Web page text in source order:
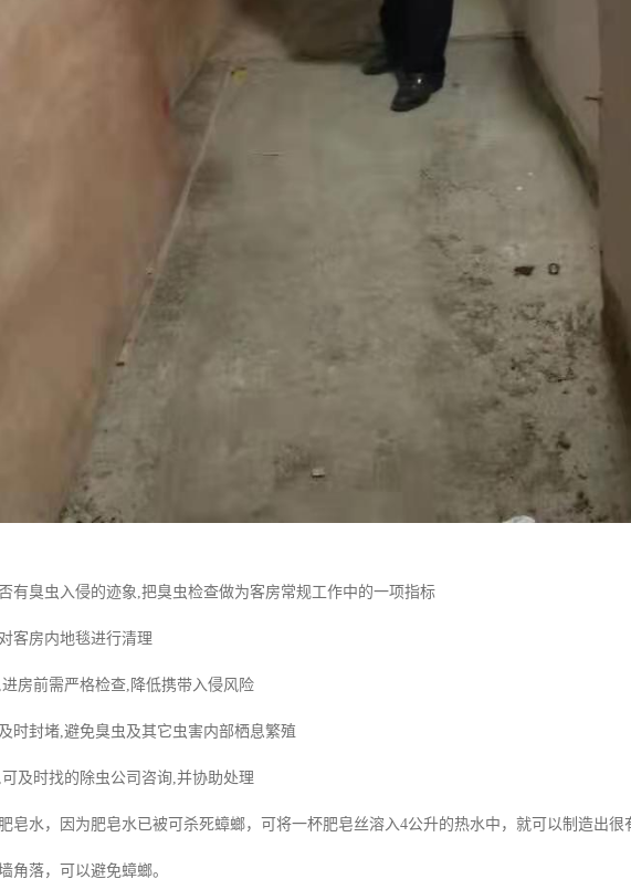
有臭虫入侵的迹象,把臭虫检查做为客房常规工作中的一项指标
客房内地毯进行清理
房前需严格检查,降低携带入侵风险
时封堵,避免臭虫及其它虫害内部栖息繁殖
及时找的除虫公司咨询,并协助处理
皂水，因为肥皂水已被可杀死蟑螂，可将一杯肥皂丝溶入4公升的热水中，就可以制造出
角落，可以避免蟑螂。